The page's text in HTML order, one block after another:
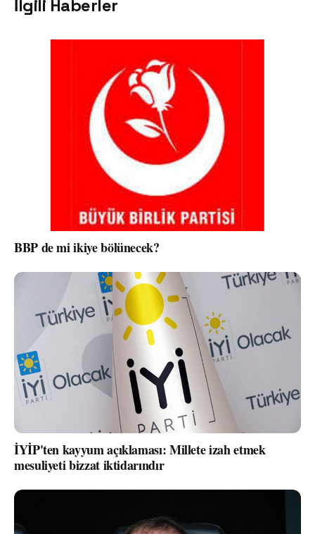
İlgili Haberler
BBP de mi ikiye bölünecek?
İYİP'ten kayyum açıklaması: Millete izah etmek
mesuliyeti bizzat iktidarındır